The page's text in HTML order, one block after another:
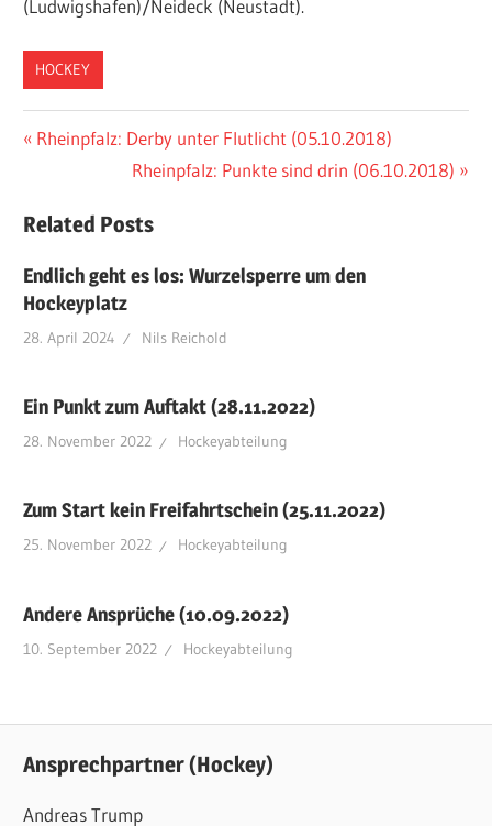
(Ludwigshafen)/Neideck (Neustadt).
HOCKEY
Beitragsnavigation
Vorheriger
Rheinpfalz: Derby unter Flutlicht (05.10.2018)
Nächster
Rheinpfalz: Punkte sind drin (06.10.2018)
Related Posts
Endlich geht es los: Wurzelsperre um den
Hockeyplatz
28. April 2024 Nils Reichold
Ein Punkt zum Auftakt (28.11.2022)
28. November 2022 Hockeyabteilung
Zum Start kein Freifahrtschein (25.11.2022)
25. November 2022 Hockeyabteilung
Andere Ansprüche (10.09.2022)
10. September 2022 Hockeyabteilung
Ansprechpartner (Hockey)
Andreas Trump